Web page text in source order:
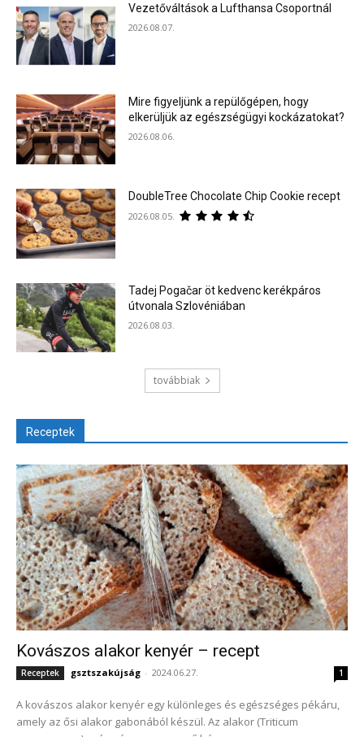
Vezetőváltások a Lufthansa Csoportnál
2026.08.07.
Mire figyeljünk a repülőgépen, hogy
elkerüljük az egészségügyi kockázatokat?
2026.08.06.
DoubleTree Chocolate Chip Cookie recept
2026.08.05.
Tadej Pogačar öt kedvenc kerékpáros
útvonala Szlovéniában
2026.08.03.
továbbiak
Receptek
Kovászos alakor kenyér – recept
Receptek gsztszakújság - 2024.06.27. 1
A kovászos alakor kenyér egy különleges és egészséges pékáru,
amely az ősi alakor gabonából készül. Az alakor (Triticum